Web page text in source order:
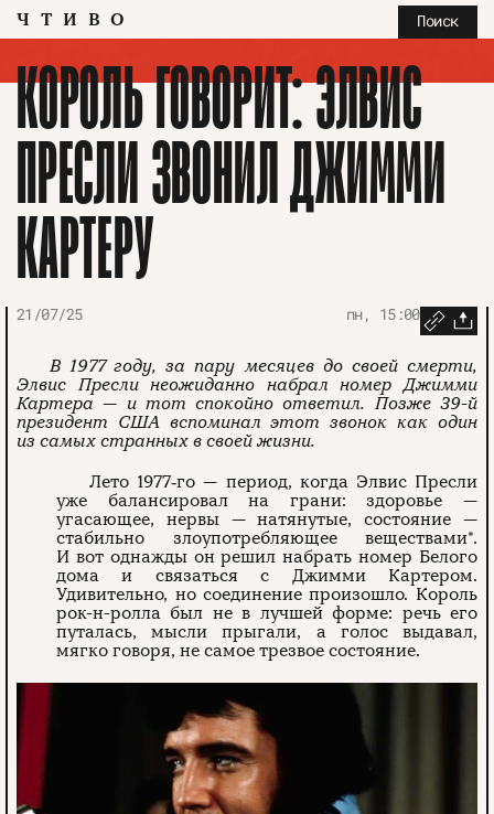
ЧТИВО Поиск
КОРОЛЬ ГОВОРИТ: ЭЛВИС
ПРЕСЛИ ЗВОНИЛ ДЖИММИ
КАРТЕРУ
21/07/25 пн, 15:00
В 1977 году, за пару месяцев до своей смерти,
Элвис Пресли неожиданно набрал номер Джимми
Картера — и тот спокойно ответил. Позже 39-й
президент США вспоминал этот звонок как один
из самых странных в своей жизни.
Лето 1977‑го — период, когда Элвис Пресли
уже балансировал на грани: здоровье —
угасающее, нервы — натянутые, состояние —
стабильно злоупотребляющее веществами*.
И вот однажды он решил набрать номер Белого
дома и связаться с Джимми Картером.
Удивительно, но соединение произошло. Король
рок-н-ролла был не в лучшей форме: речь его
путалась, мысли прыгали, а голос выдавал,
мягко говоря, не самое трезвое состояние.